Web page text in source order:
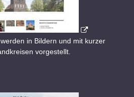
in Bildern und mit kurzer
vorgestellt.